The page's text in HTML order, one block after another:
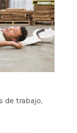
de trabajo,